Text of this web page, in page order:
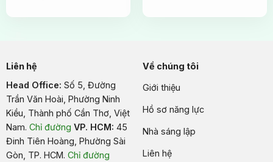
Bữa ăn địa phương “bí mật” mang đậm hương vị biển cả
chuyện đầy chân thực và cuốn hút từ các anh kiểm
lâm – những người ngày đêm gắn bó và bảo vệ hòn
đảo này. Các anh sẽ chia sẻ về cuộc sống thường
nhật trên đảo, về những loài động vật đặc biệt như
rùa biển mà họ có duyên chăm sóc, bảo vệ, và cả
những kỷ niệm vui buồn, đáng nhớ trong hành
trình gian nan nhưng đầy tự hào của công tác bảo
Liên hệ
Head Office: Số 5, Đường
Trần Văn Hoài, Phường Ninh
Kiều, Thành phố Cần Thơ, Việt
Nam. Chỉ đường VP. HCM: 45
Đinh Tiên Hoàng, Phường Sài
Gòn, TP. HCM. Chỉ đường
Về chúng tôi
Giới thiệu
Hồ sơ năng lực
Nhà sáng lập
Liên hệ